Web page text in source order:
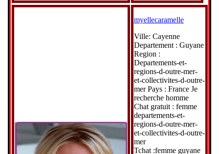
myellecaramelle
Ville: Cayenne
Departement : Guyane
Region :
Departements-et-
regions-d-outre-mer-
et-collectivites-d-outre-
mer Pays : France Je
recherche homme
Chat gratuit : femme
departements-et-
regions-d-outre-mer-
et-collectivites-d-outre-
mer
Tchat :femme guyane